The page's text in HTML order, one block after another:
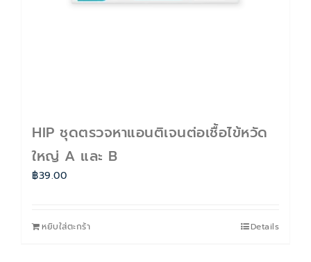
HIP ชุดตรวจหาแอนติเจนต่อเชื้อไข้หวัด
ใหญ่ A และ B
฿39.00
หยิบใส่ตะกร้า Details